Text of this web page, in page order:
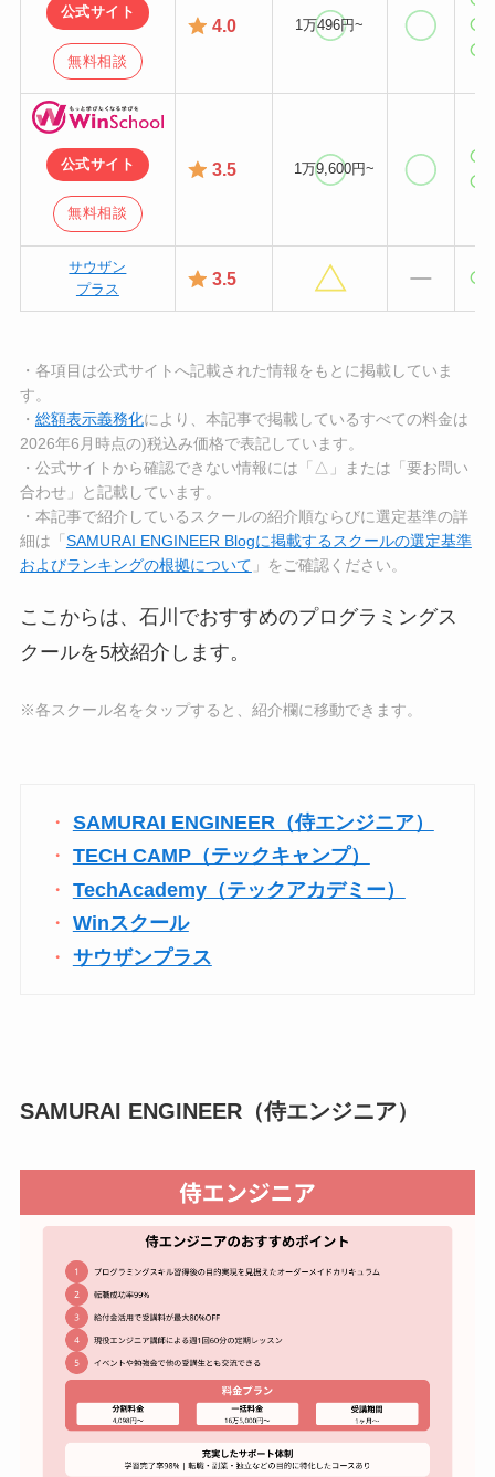
公式サイト
無料相談
4.0 1万496円~
公式サイト
無料相談
3.5 1万9,600円~
サウザン
プラス
3.5
・各項目は公式サイトへ記載された情報をもとに掲載していま
す。
・ 総額表示義務化により、本記事で掲載しているすべての料金は
2026年6月時点の)税込み価格で表記しています。
・公式サイトから確認できない情報には「△」または「要お問い
合わせ」と記載しています。
・本記事で紹介しているスクールの紹介順ならびに選定基準の詳
細は「 SAMURAI ENGINEER Blogに掲載するスクールの選定基準
およびランキングの根拠について 」をご確認ください。
ここからは、石川でおすすめのプログラミングス
クールを5校紹介します。
※各スクール名をタップすると、紹介欄に移動できます。
SAMURAI ENGINEER（侍エンジニア）
TECH CAMP（テックキャンプ）
TechAcademy（テックアカデミー）
Winスクール
サウザンプラス
SAMURAI ENGINEER（侍エンジニア）